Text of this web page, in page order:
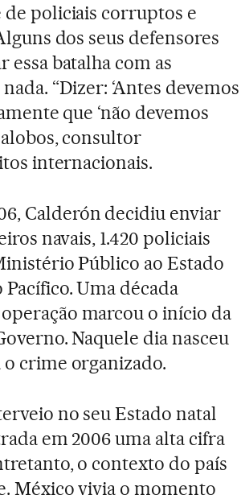
policiais corruptos e
dos seus defensores
batalha com as
“Dizer: ‘Antes devemos
que ‘não devemos
consultor
internacionais.
Calderón decidiu enviar
navais, 1.420 policiais
Público ao Estado
Uma década
marcou o início da
Naquele dia nasceu
crime organizado.
no seu Estado natal
em 2006 uma alta cifra
o contexto do país
México vivia o momento